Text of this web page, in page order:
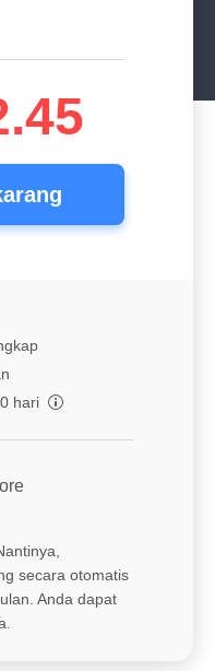
hari
secara otomatis
Anda dapat